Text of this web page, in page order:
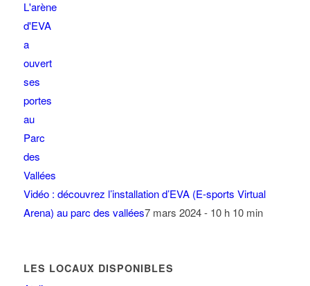
Vidéo : découvrez l’installation d’EVA (E-sports Virtual
Arena) au parc des vallées7 mars 2024 - 10 h 10 min
LES LOCAUX DISPONIBLES